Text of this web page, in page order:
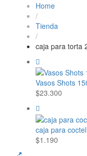
Home
/
Tienda
/
caja para torta
Vasos Shots
$23.300
caja para
$1.190